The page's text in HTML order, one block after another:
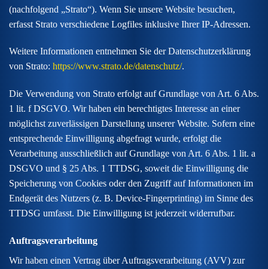
(nachfolgend „Strato“). Wenn Sie unsere Website besuchen,
erfasst Strato verschiedene Logfiles inklusive Ihrer IP-Adressen.
Weitere Informationen entnehmen Sie der Datenschutzerklärung
von Strato: https://www.strato.de/datenschutz/.
Die Verwendung von Strato erfolgt auf Grundlage von Art. 6 Abs.
1 lit. f DSGVO. Wir haben ein berechtigtes Interesse an einer
möglichst zuverlässigen Darstellung unserer Website. Sofern eine
entsprechende Einwilligung abgefragt wurde, erfolgt die
Verarbeitung ausschließlich auf Grundlage von Art. 6 Abs. 1 lit. a
DSGVO und § 25 Abs. 1 TTDSG, soweit die Einwilligung die
Speicherung von Cookies oder den Zugriff auf Informationen im
Endgerät des Nutzers (z. B. Device-Fingerprinting) im Sinne des
TTDSG umfasst. Die Einwilligung ist jederzeit widerrufbar.
Auftragsverarbeitung
Wir haben einen Vertrag über Auftragsverarbeitung (AVV) zur